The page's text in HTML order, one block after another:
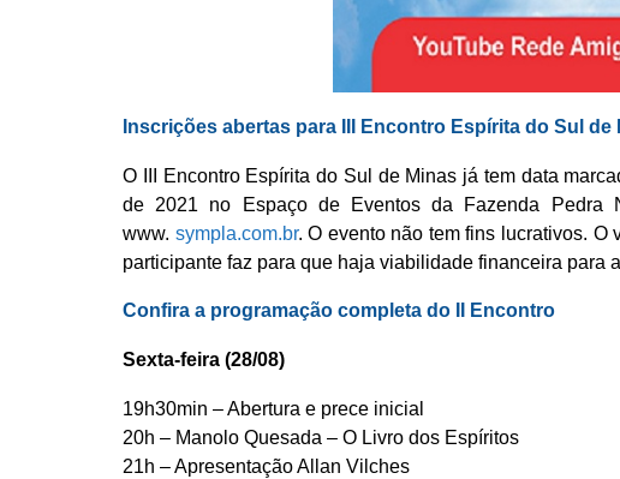
Inscrições abertas para III Encontro Espírita do Sul de
O III Encontro Espírita do Sul de Minas já tem data
de 2021 no Espaço de Eventos da Fazenda Pedra
www. sympla.com.br. O evento não tem fins lucrativos.
participante faz para que haja viabilidade financeira para
Confira a programação completa do II Encontro
Sexta-feira (28/08)
19h30min – Abertura e prece inicial
20h – Manolo Quesada – O Livro dos Espíritos
21h – Apresentação Allan Vilches